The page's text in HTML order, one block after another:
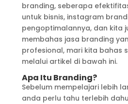
branding, seberapa
untuk bisnis, instagram
pengoptimalannya, dan kita
membahas jasa branding
profesional, mari kita bahas
melalui artikel di bawah ini.
Apa Itu Branding?
Sebelum mempelajari lebih
anda perlu tahu terlebih